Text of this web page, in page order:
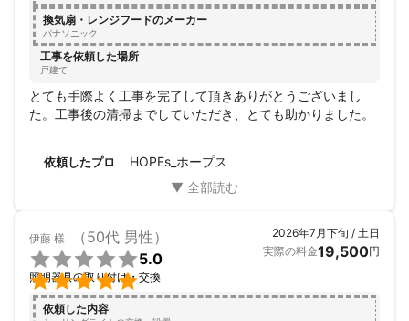
換気扇・レンジフードのメーカー
パナソニック
工事を依頼した場所
戸建て
とても手際よく工事を完了して頂きありがとうございまし
た。工事後の清掃までしていただき、とても助かりました。
依頼したプロ HOPEs_ホープス
伊藤 様 （50代 男性）


5.0
照明器具の取り付け・交換
2026年7月下旬 / 土日
実際の料金19,500円
依頼した内容